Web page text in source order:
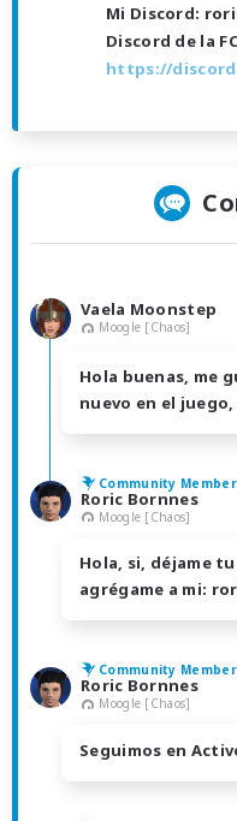
Mi Discord:
Discord de la
https://
Vaela Moonstep
Moogle [Chaos]
Hola buenas, me
nuevo en el
Community Member
Roric Bornnes
Moogle [Chaos]
Hola, si, déjame
agrégame a mi:
Community Member
Roric Bornnes
Moogle [Chaos]
Seguimos en